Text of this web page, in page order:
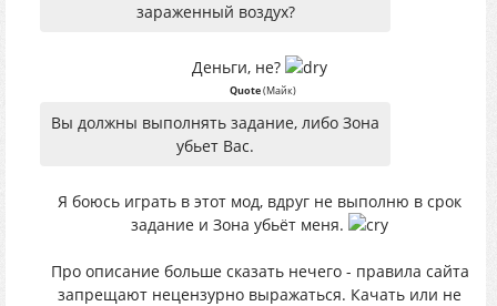
зараженный воздух?
Деньги, не?
Quote(Майк)
Вы должны выполнять задание, либо Зона
убьет Вас.
Я боюсь играть в этот мод, вдруг не выполню в срок
задание и Зона убьёт меня.
Про описание больше сказать нечего - правила сайта
запрещают нецензурно выражаться. Качать или не